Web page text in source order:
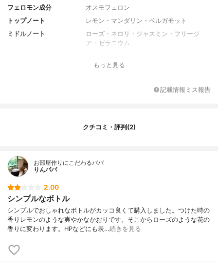
フェロモン成分
オスモフェロン
トップノート
レモン・マンダリン・ベルガモット
ミドルノート
ローズ・ネロリ・ジャスミン・フリージ
ア・ゼラニウム
ダーウッド
もっと見る
記載情報ミス報告
クチコミ・評判(2)
お部屋作りにこだわるパパ
りんパパ
2.00
シンプルなボトル
シンプルでおしゃれなボトルがカッコ良くて購入しました。つけた時の
香りレモンのような爽やかなかおりです。そこからローズのような花の
香りに変わります。HPなどにも表…続きを見る